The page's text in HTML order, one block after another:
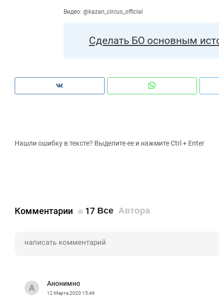
Видео: @kazan_circus_official
Сделать БО основным
Нашли ошибку в тексте? Выделите ее и нажмите Ctrl + Enter
Комментарии 17 Все Автора
Анонимно
12 Марта 2020 15:46